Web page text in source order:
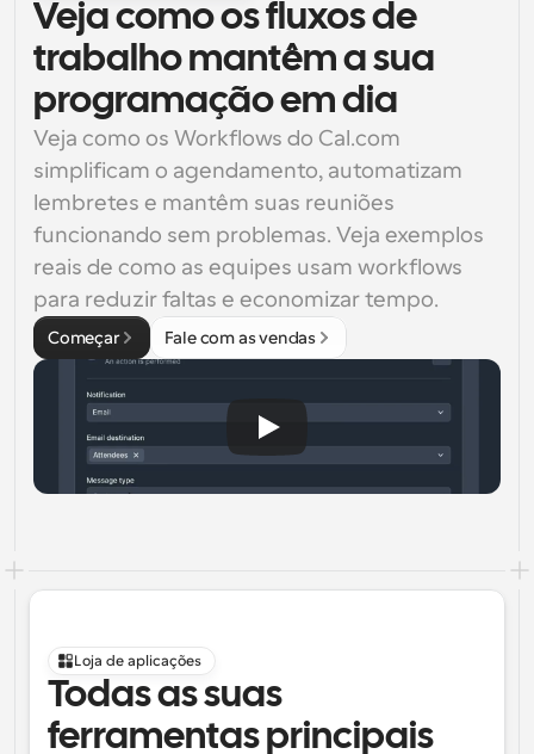
Veja como os fluxos de
trabalho mantêm a sua
programação em dia
Veja como os Workflows do Cal.com
simplificam o agendamento, automatizam
lembretes e mantêm suas reuniões
funcionando sem problemas. Veja exemplos
reais de como as equipes usam workflows
para reduzir faltas e economizar tempo.
Começar Fale com as vendas
Loja de aplicações
Todas as suas
ferramentas principais